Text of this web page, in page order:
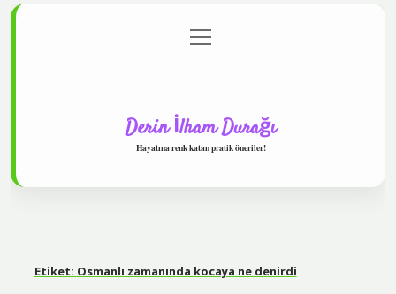
Gizlilik Politikası
menüyü
aç
Derin İlham Durağı
Hayatına renk katan pratik öneriler!
Etiket: Osmanlı zamanında kocaya ne denirdi